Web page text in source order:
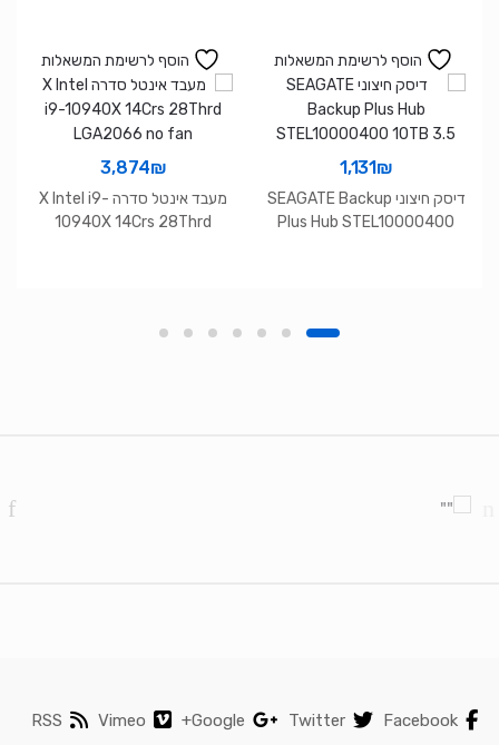
הוסף לרשימת המשאלות
1,131₪
דיסק חיצוני SEAGATE Backup
Plus Hub STEL10000400
הוסף לרשימת המשאלות
3,874₪
מעבד אינטל סדרה X Intel i9-
10940X 14Crs 28Thrd
Facebook
Twitter
Google+
Vimeo
RSS